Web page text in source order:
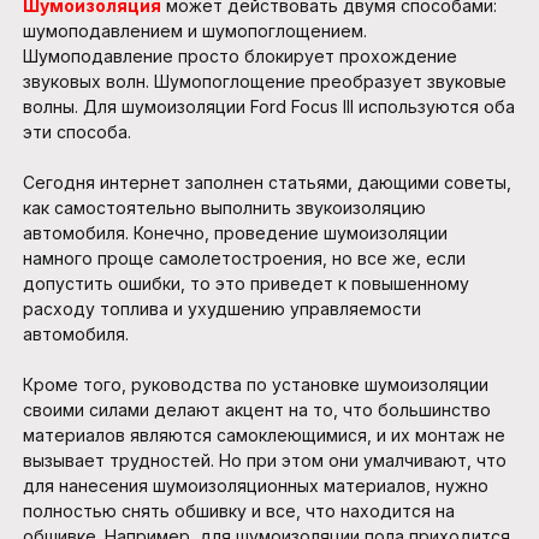
Шумоизоляция может действовать двумя способами:
шумоподавлением и шумопоглощением.
Шумоподавление просто блокирует прохождение
звуковых волн. Шумопоглощение преобразует звуковые
волны. Для шумоизоляции Ford Focus III используются оба
эти способа.
Сегодня интернет заполнен статьями, дающими советы,
как самостоятельно выполнить звукоизоляцию
автомобиля. Конечно, проведение шумоизоляции
намного проще самолетостроения, но все же, если
допустить ошибки, то это приведет к повышенному
расходу топлива и ухудшению управляемости
автомобиля.
Кроме того, руководства по установке шумоизоляции
своими силами делают акцент на то, что большинство
материалов являются самоклеющимися, и их монтаж не
вызывает трудностей. Но при этом они умалчивают, что
для нанесения шумоизоляционных материалов, нужно
полностью снять обшивку и все, что находится на